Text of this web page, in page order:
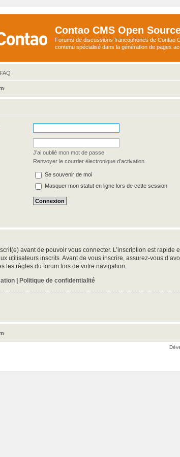
Contao CMS Open
Forums de discussions francophones de Contao
contenu spécialisé dans la génération de pages
FAQ
J’ai oublié mon mot de passe
Renvoyer le courrier électronique d’activation
Se souvenir de moi
Masquer mon statut en ligne lors de cette session
avant de pouvoir vous connecter. L’inscription est
utilisateurs inscrits. Avant de vous inscrire, assurez-vous
les règles du forum lors de votre navigation.
Politique de confidentialité